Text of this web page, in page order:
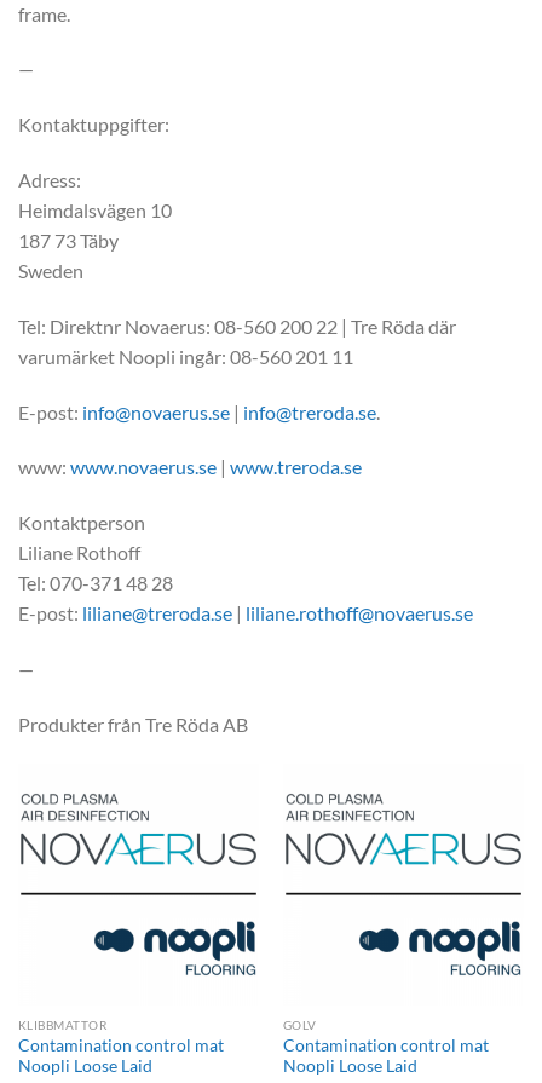
frame.
—
Kontaktuppgifter:
Adress:
Heimdalsvägen 10
187 73 Täby
Sweden
Tel: Direktnr Novaerus: 08-560 200 22 | Tre Röda där
varumärket Noopli ingår: 08-560 201 11
E-post: info@novaerus.se | info@treroda.se
www: www.novaerus.se | www.treroda.se
Kontaktperson
Liliane Rothoff
Tel: 070-371 48 28
E-post: liliane@treroda.se | liliane.rothoff@novaerus.se
—
Produkter från Tre Röda AB
KLIBBMATTOR
Contamination control mat
Noopli Loose Laid
GOLV
Contamination control mat
Noopli Loose Laid